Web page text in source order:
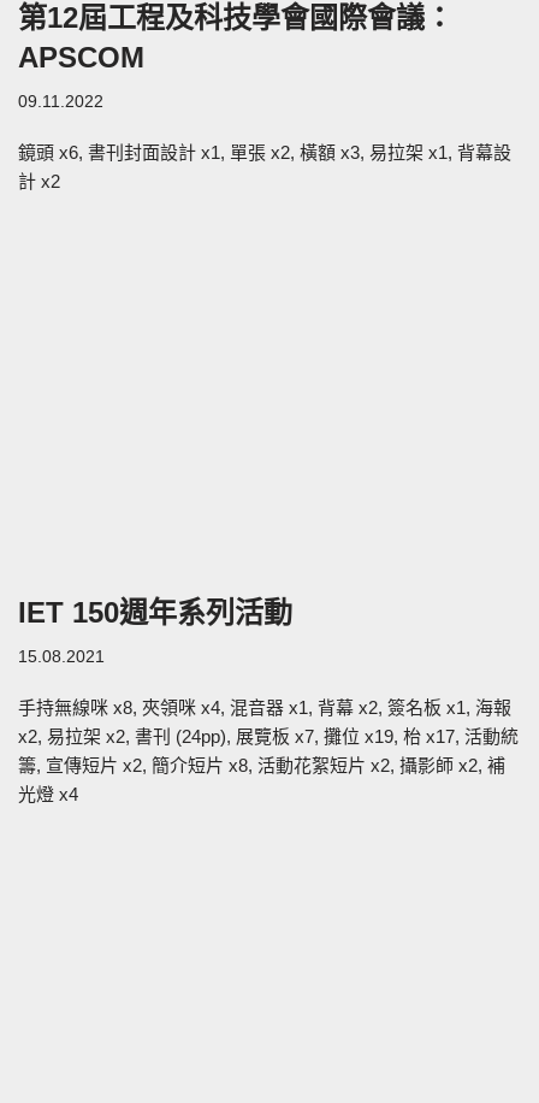
第12屆工程及科技學會國際會議：
APSCOM
09.11.2022
鏡頭 x6, 書刊封面設計 x1, 單張 x2, 橫額 x3, 易拉架 x1, 背幕設
計 x2
IET 150週年系列活動
15.08.2021
手持無線咪 x8, 夾領咪 x4, 混音器 x1, 背幕 x2, 簽名板 x1, 海報
x2, 易拉架 x2, 書刊 (24pp), 展覽板 x7, 攤位 x19, 枱 x17, 活動統
籌, 宣傳短片 x2, 簡介短片 x8, 活動花絮短片 x2, 攝影師 x2, 補
光燈 x4